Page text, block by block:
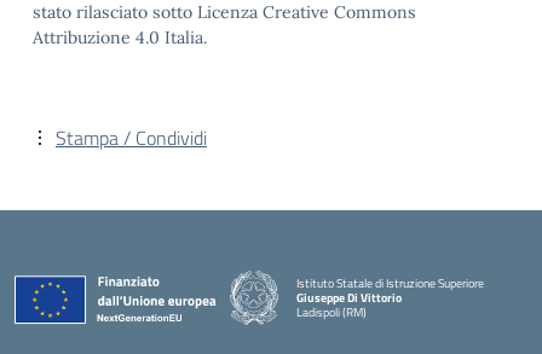
stato rilasciato sotto Licenza Creative Commons
Attribuzione 4.0 Italia.
Stampa / Condividi
Istituto Statale di Istruzione Superiore
Giuseppe Di Vittorio
Ladispoli (RM)